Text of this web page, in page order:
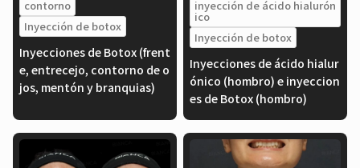
contorno
Inyección de botox
Inyecciones de Botox (frent
e, entrecejo, contorno de o
jos, mentón y branquias)
inyección de ácido hialurón
ico
Inyección de botox
Inyecciones de ácido hialur
ónico (hombro) e inyeccion
es de Botox (hombro)